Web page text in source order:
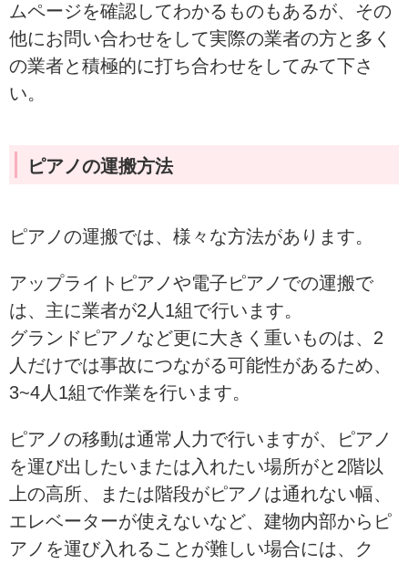
ムページを確認してわかるものもあるが、その
他にお問い合わせをして実際の業者の方と多く
の業者と積極的に打ち合わせをしてみて下さ
い。
ピアノの運搬方法
ピアノの運搬では、様々な方法があります。
アップライトピアノや電子ピアノでの運搬で
は、主に業者が2人1組で行います。
グランドピアノなど更に大きく重いものは、2
人だけでは事故につながる可能性があるため、
3~4人1組で作業を行います。
ピアノの移動は通常人力で行いますが、ピアノ
を運び出したいまたは入れたい場所がと2階以
上の高所、または階段がピアノは通れない幅、
エレベーターが使えないなど、建物内部からピ
アノを運び入れることが難しい場合には、ク